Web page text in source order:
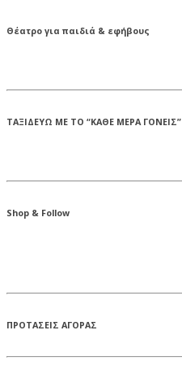
Θέατρο για παιδιά & εφήβους
ΤΑΞΙΔΕΥΩ ΜΕ ΤΟ “ΚΑΘΕ ΜΕΡΑ ΓΟΝΕΙΣ”
Shop & Follow
ΠΡΟΤΑΣΕΙΣ ΑΓΟΡΑΣ